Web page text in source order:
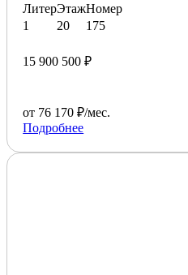
Литер
1
Этаж
20
Номер
175
15 900 500 ₽
от 76 170 ₽/мес.
Подробнее